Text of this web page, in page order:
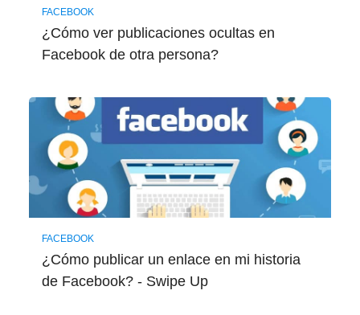
FACEBOOK
¿Cómo ver publicaciones ocultas en
Facebook de otra persona?
FACEBOOK
¿Cómo publicar un enlace en mi historia
de Facebook? - Swipe Up